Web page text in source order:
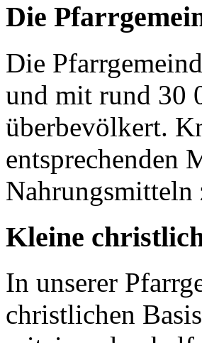
Die
Die
und mit rund 30
überbevölkert.
entsprechenden
Kleine
In unserer
christlichen